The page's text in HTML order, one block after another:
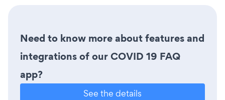
Need to know more about features and
integrations of our COVID 19 FAQ
app?
See the details